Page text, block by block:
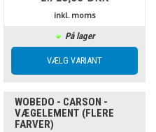
inkl. moms
På lager
WOBEDO - CARSON -
VÆGELEMENT (FLERE
FARVER)